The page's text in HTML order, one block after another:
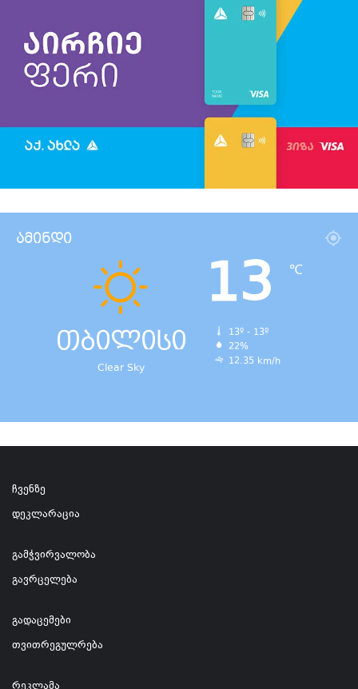
ამინდი
თბილისი
Clear Sky
13 ℃
13º - 13º
22%
12.35 km/h
ჩვენზე
დეკლარაცია
გამჭვირვალობა
გავრცელება
გადაცემები
თვითრეგულრება